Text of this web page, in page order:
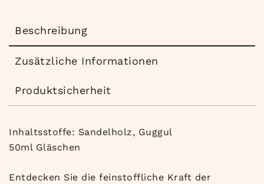
Beschreibung
Zusätzliche Informationen
Produktsicherheit
Inhaltsstoffe: Sandelholz, Guggul
50ml Gläschen
Entdecken Sie die feinstoffliche Kraft der